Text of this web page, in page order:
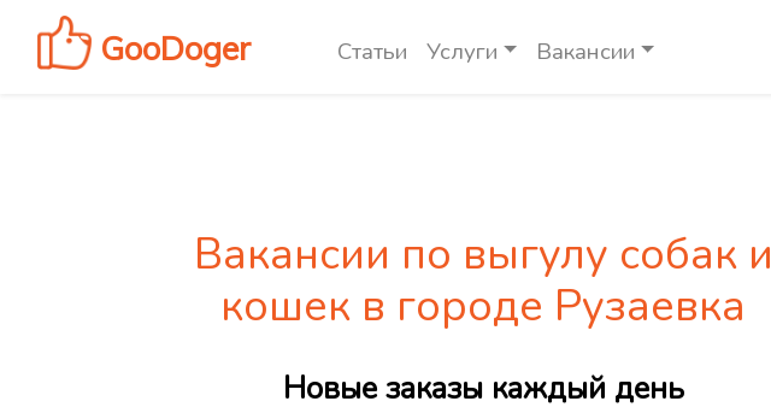
GooDoger Статьи Услуги Вакансии
Вакансии по выгулу собак и
кошек в городе Рузаевка
Новые заказы каждый день